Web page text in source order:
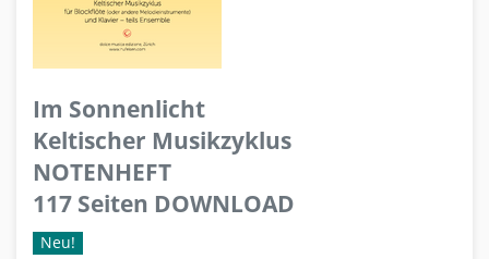
Im Sonnenlicht
Keltischer Musikzyklus
NOTENHEFT
117 Seiten DOWNLOAD
Neu!